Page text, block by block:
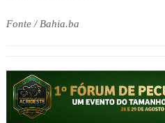
Fonte / Bahia.ba